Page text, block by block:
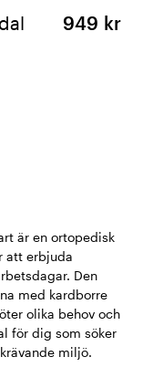
949 kr
är en ortopedisk
att erbjuda
Den
med kardborre
olika behov och
för dig som söker
miljö.